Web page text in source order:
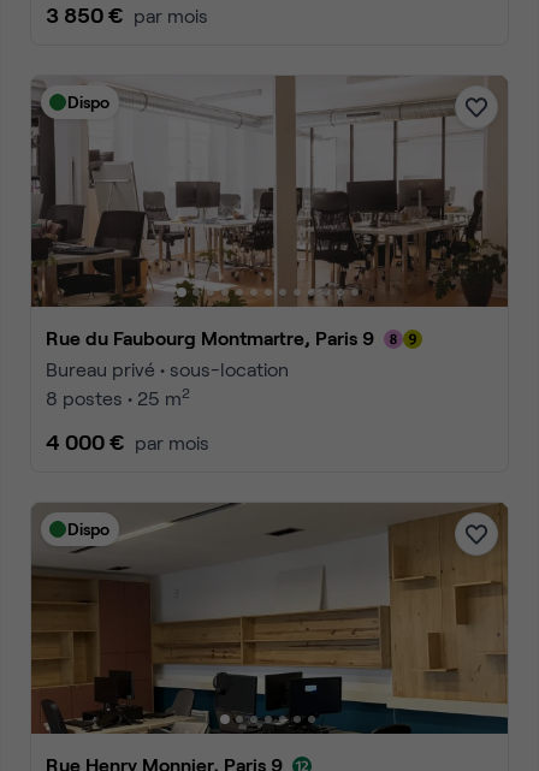
3 850 € par mois
Dispo
Rue du Faubourg Montmartre, Paris 9
Bureau privé • sous-location
8 postes • 25 m2
4 000 € par mois
Dispo
Rue Henry Monnier, Paris 9